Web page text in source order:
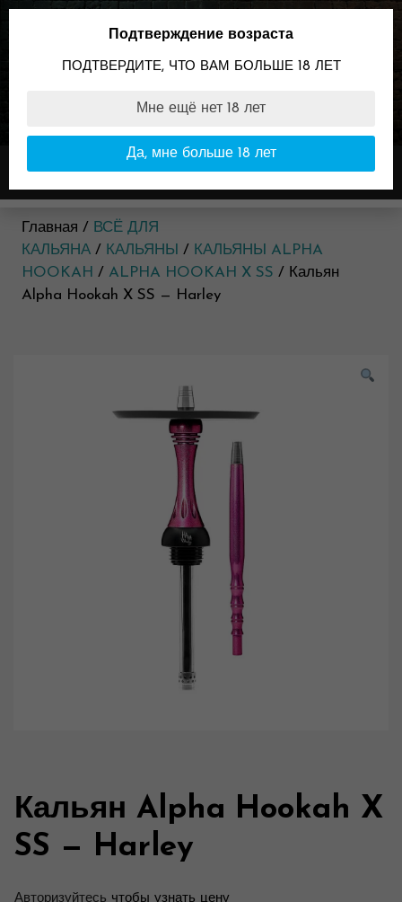
Skip
89096099898
Время работы:
11:00-23:00
Меню
Главная / ВСЁ ДЛЯ
КАЛЬЯНА / КАЛЬЯНЫ / КАЛЬЯНЫ ALPHA
HOOKAH / ALPHA HOOKAH X SS / Кальян
Alpha Hookah X SS — Harley
Кальян Alpha Hookah X
SS — Harley
Авторизуйтесь чтобы узнать цену
Подтверждение возраста
ПОДТВЕРДИТЕ, ЧТО ВАМ БОЛЬШЕ 18 ЛЕТ
Мне ещё нет 18 лет
Да, мне больше 18 лет